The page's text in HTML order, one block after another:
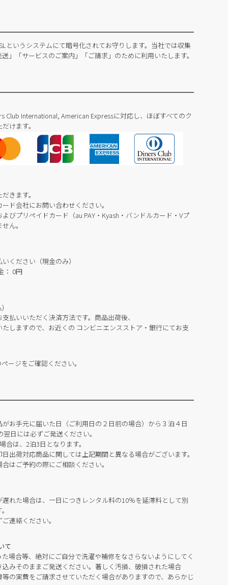
というシステムにて暗号化されてお守りします。当社では収集
」「サービスのご案内」「ご請求」のために利用いたします。
Club International, American Expressに対応し、ほぼすべてのク
けます。
きます。
ド会社にお問い合わせください。
びプリペイドカード（au PAY・Kyash・バンドルカード・Vプ
ん。
ください（現金のみ）
： 0円
払いいただく決済方法です。商品出荷後、
しますので、お近くの コンビニエンスストア・銀行にてお支
ージをご確認ください。
お手元に届いた日（ご利用日の２日前の場合）から３泊４日
日には必ずご発送ください。
は、2泊3日となります。
出荷対応商品に関しては上記期間と異なる場合がございます。
はご予約の際にご相談ください。
れた場合は、一日につきレンタル料の10％を延滞料として別
連絡ください。
て
場合等、絶対にご自分で洗濯や補修をなさらないようにしてく
みそのままご発送ください。著しく汚損、破損された場合
の実費をご請求させていただく場合がありますので、あらかじ